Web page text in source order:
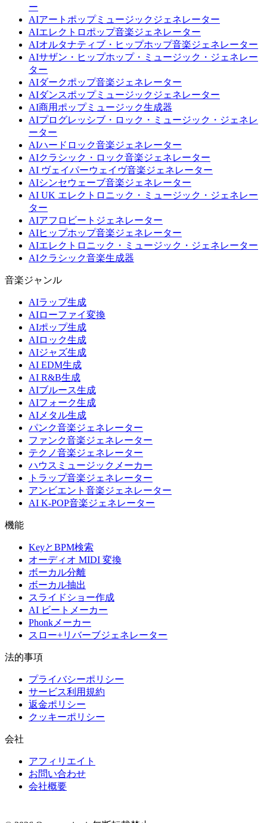
ー
AIアートポップミュージックジェネレーター
AIエレクトロポップ音楽ジェネレーター
AIオルタナティブ・ヒップホップ音楽ジェネレーター
AIサザン・ヒップホップ・ミュージック・ジェネレー
ター
AIダークポップ音楽ジェネレーター
AIダンスポップミュージックジェネレーター
AI商用ポップミュージック生成器
AIプログレッシブ・ロック・ミュージック・ジェネレ
ーター
AIハードロック音楽ジェネレーター
AIクラシック・ロック音楽ジェネレーター
AI ヴェイパーウェイヴ音楽ジェネレーター
AIシンセウェーブ音楽ジェネレーター
AI UK エレクトロニック・ミュージック・ジェネレー
ター
AIアフロビートジェネレーター
AIヒップホップ音楽ジェネレーター
AIエレクトロニック・ミュージック・ジェネレーター
AIクラシック音楽生成器
音楽ジャンル
AIラップ生成
AIローファイ変換
AIポップ生成
AIロック生成
AIジャズ生成
AI EDM生成
AI R&B生成
AIブルース生成
AIフォーク生成
AIメタル生成
パンク音楽ジェネレーター
ファンク音楽ジェネレーター
テクノ音楽ジェネレーター
ハウスミュージックメーカー
トラップ音楽ジェネレーター
アンビエント音楽ジェネレーター
AI K-POP音楽ジェネレーター
機能
KeyとBPM検索
オーディオ MIDI 変換
ボーカル分離
ボーカル抽出
スライドショー作成
AI ビートメーカー
Phonkメーカー
スロー+リバーブジェネレーター
法的事項
プライバシーポリシー
サービス利用規約
返金ポリシー
クッキーポリシー
会社
アフィリエイト
お問い合わせ
会社概要